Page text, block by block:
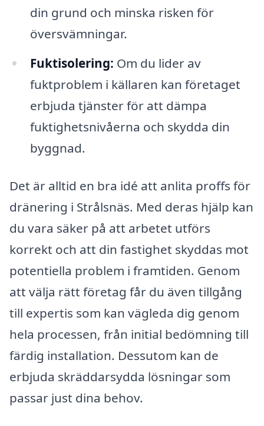
din grund och minska risken för
översvämningar.
Fuktisolering: Om du lider av
fuktproblem i källaren kan företaget
erbjuda tjänster för att dämpa
fuktighetsnivåerna och skydda din
byggnad.
Det är alltid en bra idé att anlita proffs för
dränering i Strålsnäs. Med deras hjälp kan
du vara säker på att arbetet utförs
korrekt och att din fastighet skyddas mot
potentiella problem i framtiden. Genom
att välja rätt företag får du även tillgång
till expertis som kan vägleda dig genom
hela processen, från initial bedömning till
färdig installation. Dessutom kan de
erbjuda skräddarsydda lösningar som
passar just dina behov.